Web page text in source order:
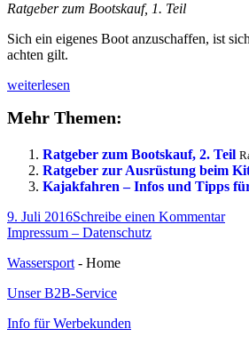
Ratgeber zum Bootskauf, 1. Teil
Sich ein eigenes Boot anzuschaffen, ist
achten gilt.
Ratgeber
Bootskauf,
weiterlesen
Mehr Themen:
Ratgeber zum Bootskauf, 2. Teil
Ratgeber zur Ausrüstung beim
Kajakfahren – Infos und Tipps
Veröffentlicht
am
9. Juli 2016Schreibe einen Kommentarzu
Impressum – Datenschutz
Wassersport - Home
Unser B2B-Service
Info für Werbekunden